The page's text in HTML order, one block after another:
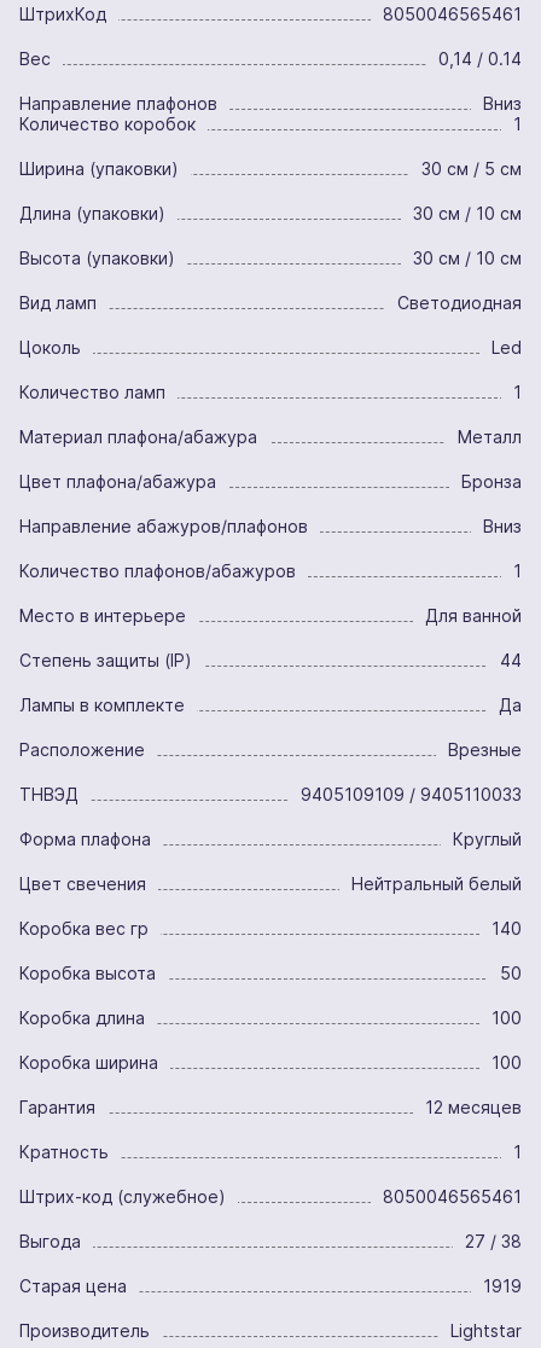
ШтрихКод 8050046565461
Вес 0,14 / 0.14
Направление плафонов
Вниз
Количество коробок
1
Ширина (упаковки) 30 см / 5 см
Длина (упаковки) 30 см / 10 см
Высота (упаковки) 30 см / 10 см
Вид ламп Светодиодная
Цоколь Led
Количество ламп 1
Материал плафона/абажура Металл
Цвет плафона/абажура Бронза
Направление абажуров/плафонов Вниз
Количество плафонов/абажуров 1
Место в интерьере Для ванной
Степень защиты (IP) 44
Лампы в комплекте Да
Расположение Врезные
ТНВЭД 9405109109 / 9405110033
Форма плафона Круглый
Цвет свечения Нейтральный белый
Коробка вес гр 140
Коробка высота 50
Коробка длина 100
Коробка ширина 100
Гарантия 12 месяцев
Кратность 1
Штрих-код (служебное) 8050046565461
Выгода 27 / 38
Старая цена 1919
Производитель Lightstar